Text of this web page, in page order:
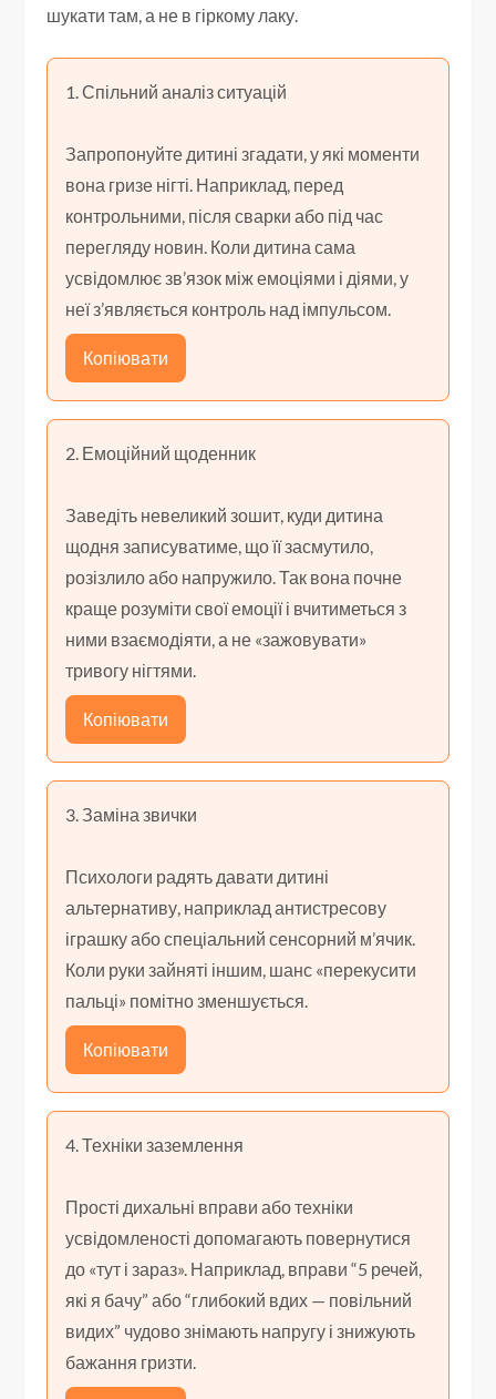
шукати там, а не в гіркому лаку.
1. Спільний аналіз ситуацій
Запропонуйте дитині згадати, у які моменти
вона гризе нігті. Наприклад, перед
контрольними, після сварки або під час
перегляду новин. Коли дитина сама
усвідомлює зв’язок між емоціями і діями, у
неї з’являється контроль над імпульсом.
Копіювати
2. Емоційний щоденник
Заведіть невеликий зошит, куди дитина
щодня записуватиме, що її засмутило,
розізлило або напружило. Так вона почне
краще розуміти свої емоції і вчитиметься з
ними взаємодіяти, а не «зажовувати»
тривогу нігтями.
Копіювати
3. Заміна звички
Психологи радять давати дитині
альтернативу, наприклад антистресову
іграшку або спеціальний сенсорний м’ячик.
Коли руки зайняті іншим, шанс «перекусити
пальці» помітно зменшується.
Копіювати
4. Техніки заземлення
Прості дихальні вправи або техніки
усвідомленості допомагають повернутися
до «тут і зараз». Наприклад, вправи “5 речей,
які я бачу” або “глибокий вдих — повільний
видих” чудово знімають напругу і знижують
бажання гризти.